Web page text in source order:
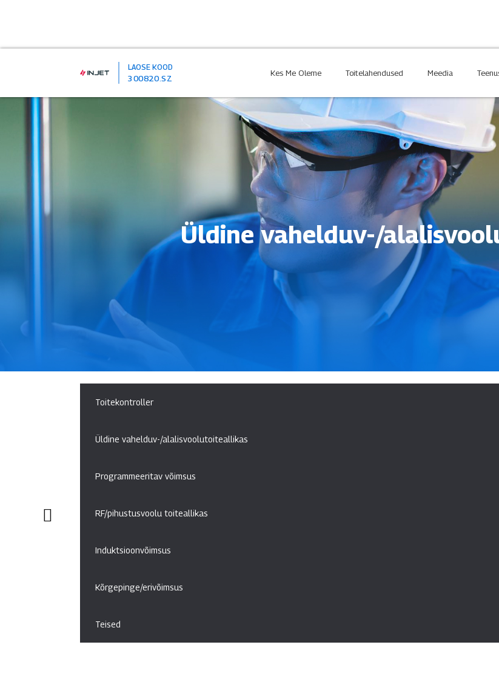
LAOSE KOOD
300820.SZ
Kes Me Oleme Toitelahendused Meedia
Injeti Kohta
Meie Lugu
Meie Lähenemine
Meie Väärtused
Klienditeenindus
Üldine vahelduv-/
Toitekontroller
Üldine vahelduv-/alalisvoolutoiteallikas
Programmeeritav võimsus
RF/pihustusvoolu toiteallikas
Induktsioonvõimsus
Kõrgepinge/erivõimsus
Teised